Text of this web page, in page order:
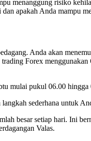
menanggung risiko
apakah Anda mampu
Anda akan
Forex
mulai pukul 06.00
sederhana untuk
besar setiap hari. Ini
Valas.